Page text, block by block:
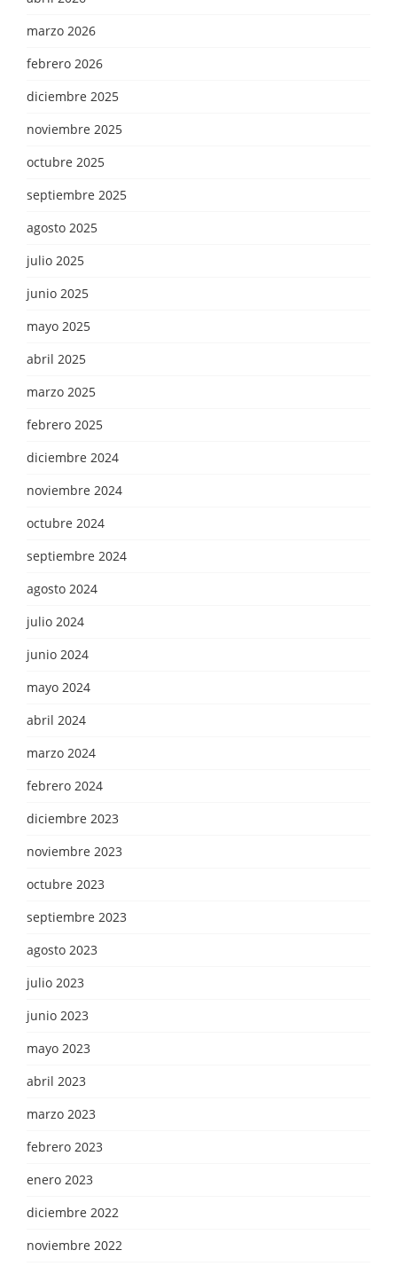
marzo 2026
febrero 2026
diciembre 2025
noviembre 2025
octubre 2025
septiembre 2025
agosto 2025
julio 2025
junio 2025
mayo 2025
abril 2025
marzo 2025
febrero 2025
diciembre 2024
noviembre 2024
octubre 2024
septiembre 2024
agosto 2024
julio 2024
junio 2024
mayo 2024
abril 2024
marzo 2024
febrero 2024
diciembre 2023
noviembre 2023
octubre 2023
septiembre 2023
agosto 2023
julio 2023
junio 2023
mayo 2023
abril 2023
marzo 2023
febrero 2023
enero 2023
diciembre 2022
noviembre 2022